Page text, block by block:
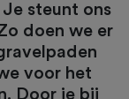
steunt ons
doen we er
voor het
Door je bij